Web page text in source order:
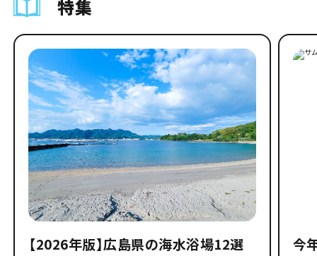
特集
【2026年版】広島県の海水浴場12選
今